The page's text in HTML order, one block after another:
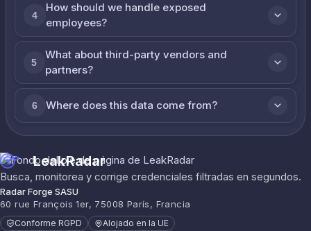
4
How should we handle exposed
employees?
5
What about third-party vendors and
partners?
6 Where does this data come from?
LeakRadar
Busca, monitorea y corrige credenciales filtradas en segundos.
Radar Forge SASU
60 rue François 1er, 75008 París, Francia
Conforme RGPD Alojado en la UE